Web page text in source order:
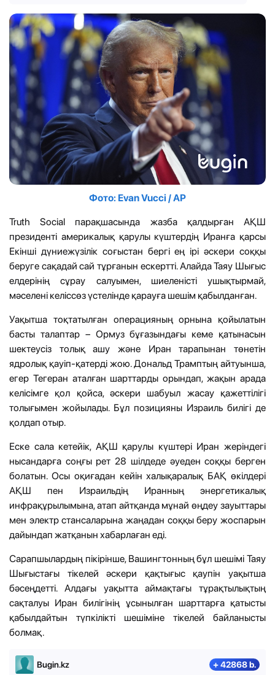
Фото: Evan Vucci / AP
Truth Social парақшасында жазба қалдырған АҚШ
президенті америкалық қарулы күштердің Иранға қарсы
Екінші дүниежүзілік соғыстан бергі ең ірі әскери соққы
беруге сақадай сай тұрғанын ескертті. Алайда Таяу Шығыс
елдерінің сұрау салуымен, шиеленісті ушықтырмай,
мәселені келіссөз үстелінде қарауға шешім қабылданған.
Уақытша тоқтатылған операцияның орнына қойылатын
басты талаптар – Ормуз бұғазындағы кеме қатынасын
шектеусіз толық ашу және Иран тарапынан төнетін
ядролық қауіп-қатерді жою. Дональд Трамптың айтуынша,
егер Тегеран аталған шарттарды орындап, жақын арада
келісімге қол қойса, әскери шабуыл жасау қажеттілігі
толығымен жойылады. Бұл позицияны Израиль билігі де
қолдап отыр.
Еске сала кетейік, АҚШ қарулы күштері Иран жеріндегі
нысандарға соңғы рет 28 шілдеде әуеден соққы берген
болатын. Осы оқиғадан кейін халықаралық БАҚ өкілдері
АҚШ пен Израильдің Иранның энергетикалық
инфрақұрылымына, атап айтқанда мұнай өңдеу зауыттары
мен электр стансаларына жаңадан соққы беру жоспарын
дайындап жатқанын хабарлаған еді.
Сарапшылардың пікірінше, Вашингтонның бұл шешімі Таяу
Шығыстағы тікелей әскери қақтығыс қаупін уақытша
бәсеңдетті. Алдағы уақытта аймақтағы тұрақтылықтың
сақталуы Иран билігінің ұсынылған шарттарға қатысты
қабылдайтын түпкілікті шешіміне тікелей байланысты
болмақ.
Bugin.kz + 42868 b.